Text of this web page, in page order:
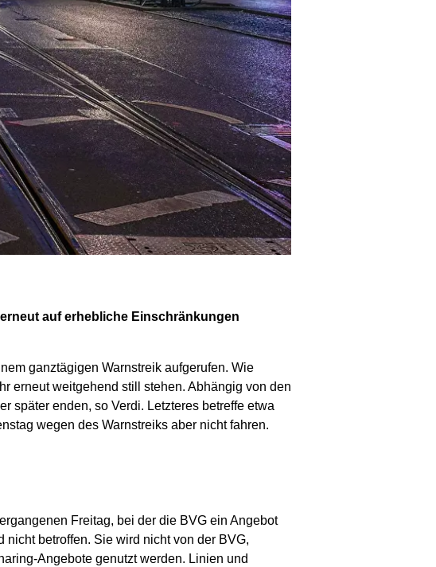
auf erhebliche Einschränkungen
ganztägigen Warnstreik aufgerufen. Wie
erneut weitgehend still stehen. Abhängig von den
später enden, so Verdi. Letzteres betreffe etwa
wegen des Warnstreiks aber nicht fahren.
Freitag, bei der die BVG ein Angebot
nicht betroffen. Sie wird nicht von der BVG,
Angebote genutzt werden. Linien und